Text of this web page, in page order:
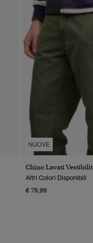
NUOVE
Chino Lavati
Altri Colori Disponibili
€ 79,99